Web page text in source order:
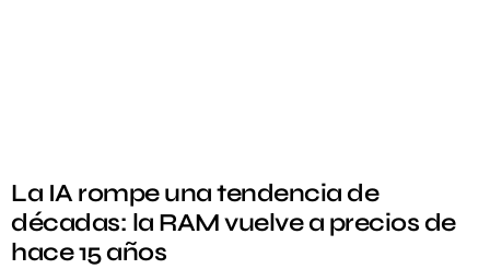
La IA rompe una tendencia de
décadas: la RAM vuelve a precios de
hace 15 años